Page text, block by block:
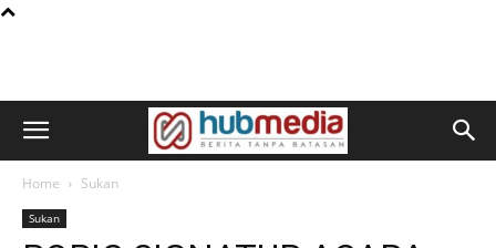
Home Sukan
Sukan